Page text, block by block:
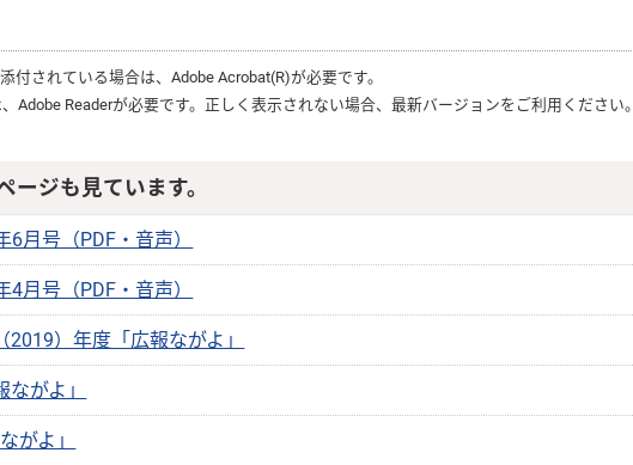
付されている場合は、 Adobe Acrobat(R)が必要です。
Adobe Readerが必要です。正しく表示されない場合、最新バージョンをご利用ください。
ジも見ています。
月号（PDF・音声）
月号（PDF・音声）
）年度「広報ながよ」
がよ」
がよ」